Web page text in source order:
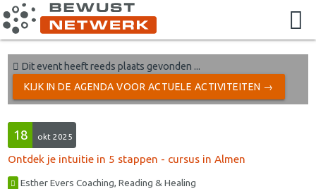
Dit event heeft reeds plaats gevonden ...
KIJK IN DE AGENDA VOOR ACTUELE ACTIVITEITEN →
18 okt 2025
Ontdek je intuitie in 5 stappen - cursus in Almen
Esther Evers Coaching, Reading & Healing